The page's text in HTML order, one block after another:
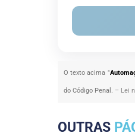
O texto acima "
do Código Penal. – Lei
OUTRAS